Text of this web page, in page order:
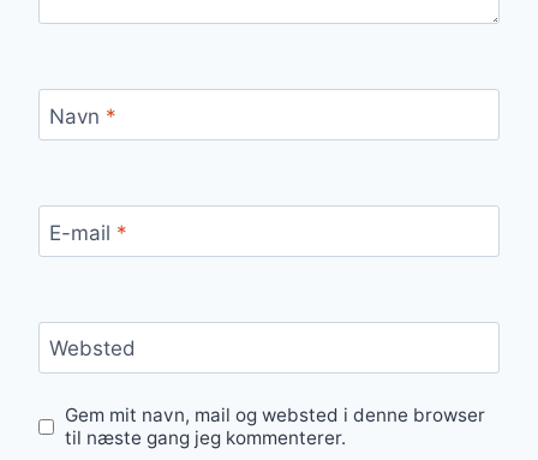
Navn *
E-mail *
Websted
Gem mit navn, mail og websted i denne browser
til næste gang jeg kommenterer.